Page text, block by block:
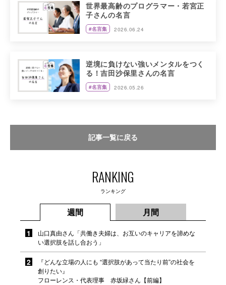
世界最高齢のプログラマー・若宮正
子さんの名言
#名言集 2026.06.24
逆境に負けない強いメンタルをつく
る！吉田沙保里さんの名言
#名言集 2026.05.26
記事一覧に戻る
RANKING
ランキング
週間 月間
山口真由さん「共働き夫婦は、お互いのキャリアを諦めな
い選択肢を話し合おう」
『どんな立場の人にも “選択肢があって当たり前”の社会を
創りたい』
フローレンス・代表理事 赤坂緑さん【前編】